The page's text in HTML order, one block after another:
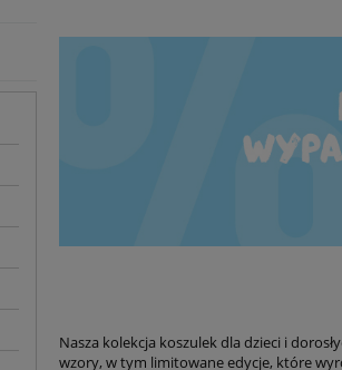
Nasza kolekcja koszulek dla dzieci i
wzory, w tym limitowane edycje, które